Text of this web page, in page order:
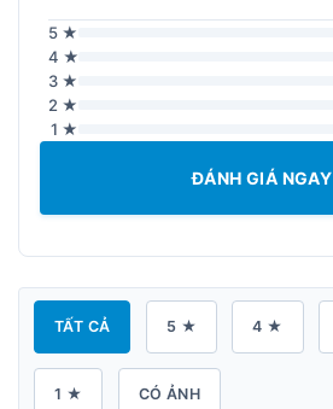
5 ★
4 ★
3 ★
2 ★
1 ★
ĐÁNH GIÁ NGAY
TẤT CẢ 5 ★ 4 ★
1 ★ CÓ ẢNH